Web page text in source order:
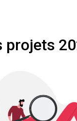
projets